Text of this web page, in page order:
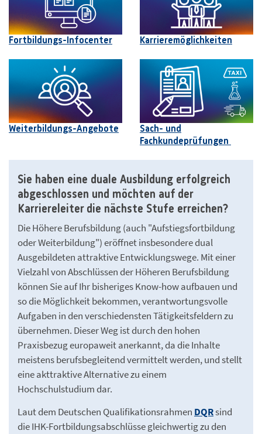
Fortbildungs-Infocenter Karrieremöglichkeiten
Weiterbildungs-Angebote
Sach- und
Fachkundeprüfungen
Sie haben eine duale Ausbildung erfolgreich
abgeschlossen und möchten auf der
Karriereleiter die nächste Stufe erreichen?
Die Höhere Berufsbildung (auch "Aufstiegsfortbildung
oder Weiterbildung") eröffnet insbesondere dual
Ausgebildeten attraktive Entwicklungswege. Mit einer
Vielzahl von Abschlüssen der Höheren Berufsbildung
können Sie auf Ihr bisheriges Know-how aufbauen und
so die Möglichkeit bekommen, verantwortungsvolle
Aufgaben in den verschiedensten Tätigkeitsfeldern zu
übernehmen. Dieser Weg ist durch den hohen
Praxisbezug europaweit anerkannt, da die Inhalte
meistens berufsbegleitend vermittelt werden, und stellt
eine akttraktive Alternative zu einem
Hochschulstudium dar.
Laut dem Deutschen Qualifikationsrahmen DQRsind
die IHK-Fortbildungsabschlüsse gleichwertig zu den